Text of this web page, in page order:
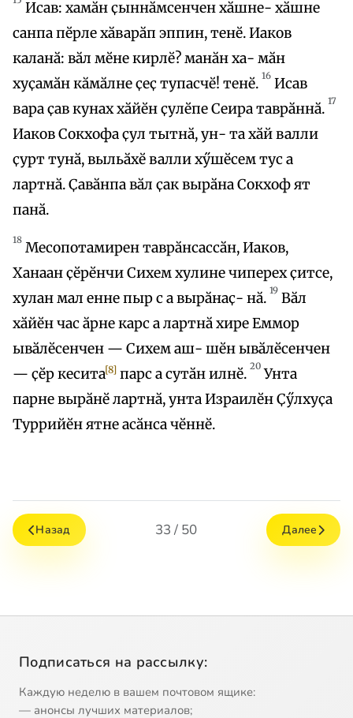
Исав: хамӑн ҫыннӑмсенчен хӑшне- хӑшне
санпа пӗрле хӑварӑп эппин, тенӗ. Иаков
каланӑ: вӑл мӗне кирлӗ? манӑн ха- мӑн
хуҫамӑн кӑмӑлне ҫеҫ тупасчӗ! тенӗ. 16 Исав
вара ҫав кунах хӑйӗн ҫулӗпе Сеира таврӑннӑ. 17
Иаков Сокхофа ҫул тытнӑ, ун- та хӑй валли
ҫурт тунӑ, выльӑхӗ валли хӳшӗсем тус а
лартнӑ. Ҫавӑнпа вӑл ҫак вырӑна Сокхоф ят
панӑ.
18 Месопотамирен таврӑнсассӑн, Иаков,
Ханаан ҫӗрӗнчи Сихем хулине чиперех ҫитсе,
хулан мал енне пыр с а вырӑнаҫ- нӑ. 19 Вӑл
хӑйӗн час ӑрне карс а лартнӑ хире Еммор
ывӑлӗсенчен — Сихем аш- шӗн ывӑлӗсенчен
— ҫӗр кесита[8] парс а сутӑн илнӗ.20 Унта
парне вырӑнӗ лартнӑ, унта Израилӗн Ҫӳлхуҫа
Туррийӗн ятне асӑнса чӗннӗ.
Назад 33 / 50 Далее
Подписаться на рассылку:
Каждую неделю в вашем почтовом ящике:
— анонсы лучших материалов;